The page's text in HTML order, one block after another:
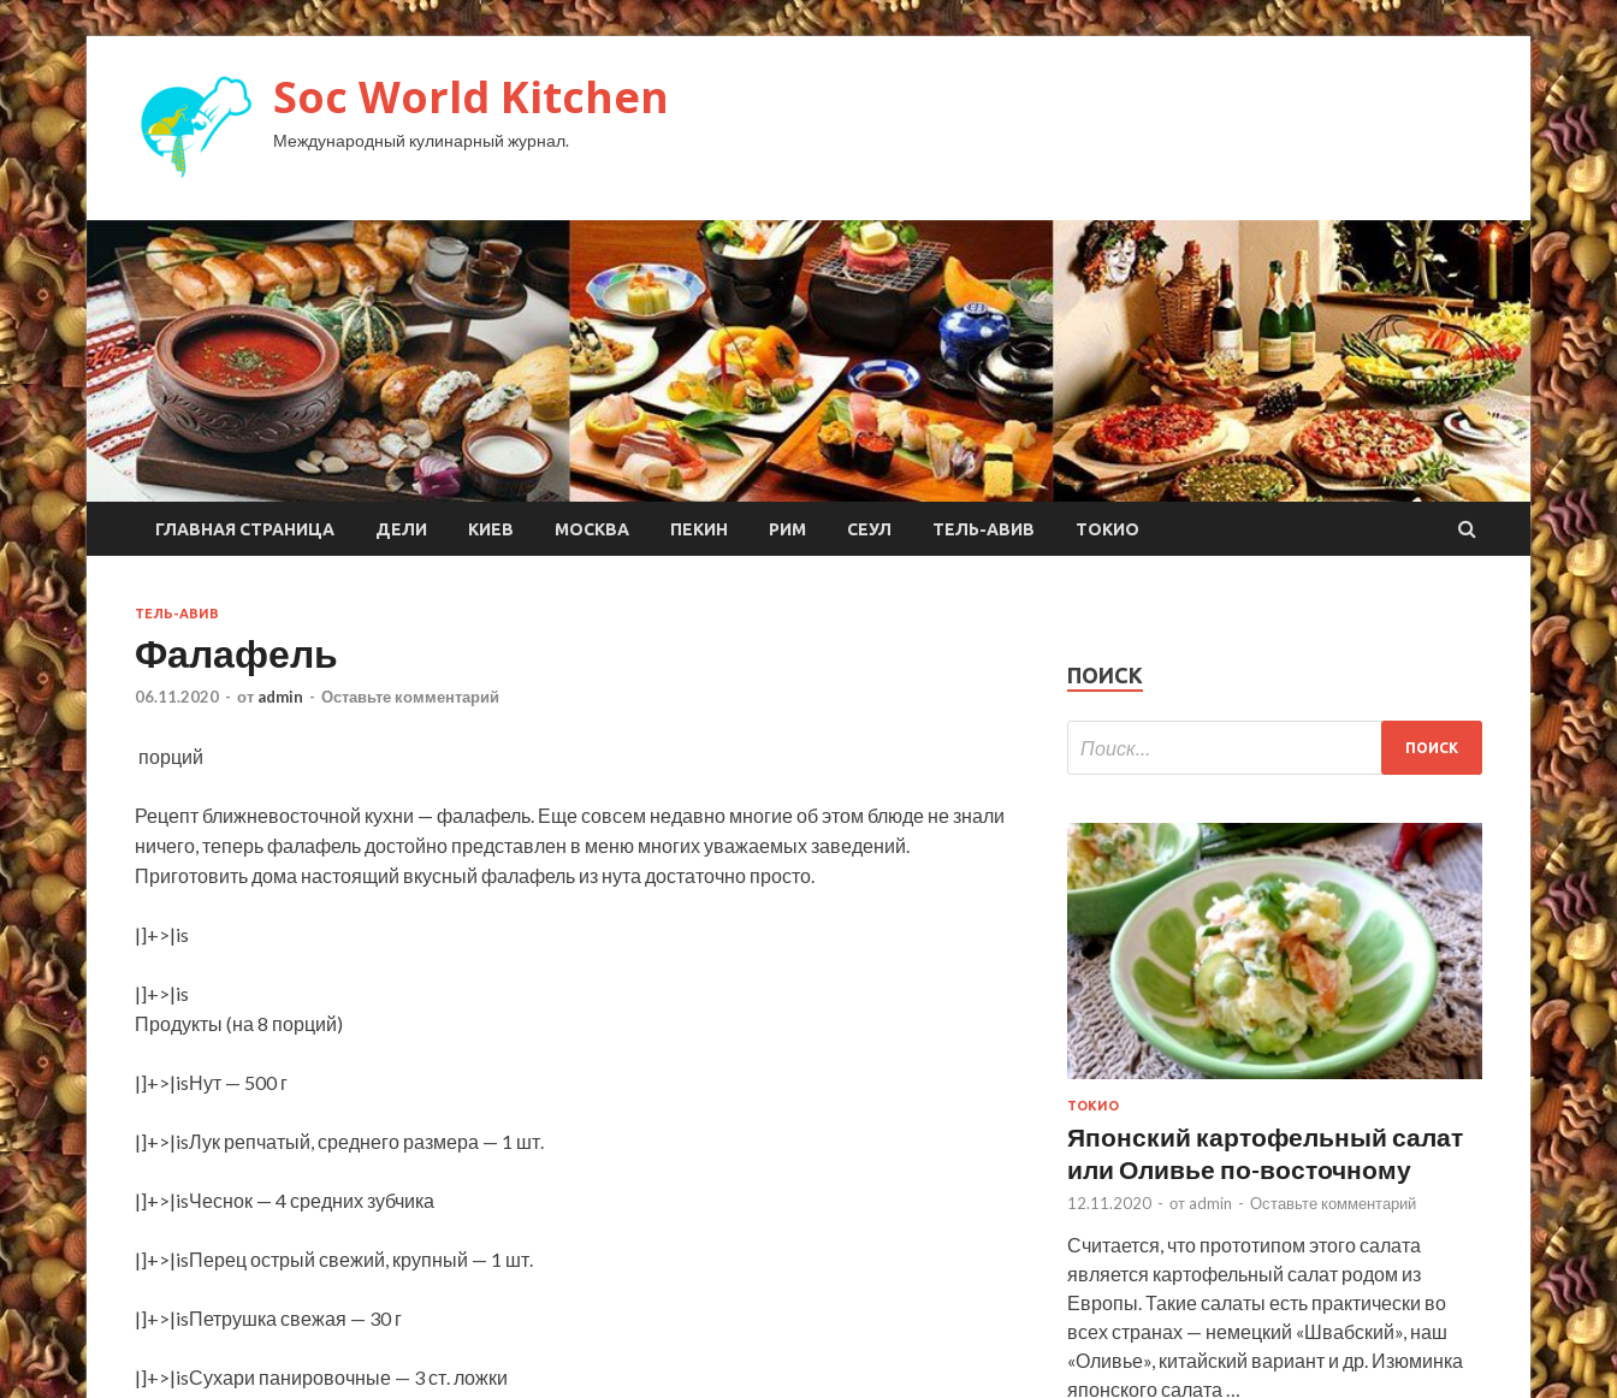
Soc World Kitchen
Международный кулинарный журнал.
ГЛАВНАЯ СТРАНИЦА ДЕЛИ КИЕВ МОСКВА ПЕКИН РИМ СЕУЛ ТЕЛЬ-АВИВ ТОКИО
ТЕЛЬ-АВИВ
Фалафель
06.11.2020 - от admin - Оставьте комментарий
порций
Рецепт ближневосточной кухни — фалафель. Еще совсем недавно многие об этом блюде не знали
ничего, теперь фалафель достойно представлен в меню многих уважаемых заведений.
Приготовить дома настоящий вкусный фалафель из нута достаточно просто.
|]+>|is
|]+>|is
Продукты (на 8 порций)
|]+>|isНут — 500 г
|]+>|isЛук репчатый, среднего размера — 1 шт.
|]+>|isЧеснок — 4 средних зубчика
|]+>|isПерец острый свежий, крупный — 1 шт.
|]+>|isПетрушка свежая — 30 г
|]+>|isСухари панировочные — 3 ст. ложки
ПОИСК
ТОКИО
Японский картофельный салат
или Оливье по-восточному
12.11.2020 - от admin - Оставьте комментарий
Считается, что прототипом этого салата
является картофельный салат родом из
Европы. Такие салаты есть практически во
всех странах — немецкий «Швабский», наш
«Оливье», китайский вариант и др. Изюминка
японского салата …